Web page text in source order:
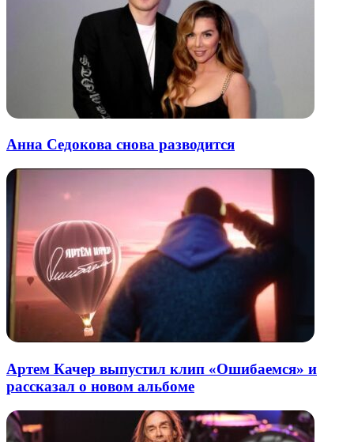
Анна Седокова снова разводится
Артем Качер выпустил клип «Ошибаемся» и
рассказал о новом альбоме